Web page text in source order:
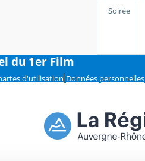
Soirée
du 1er Film
d'utilisation Données personnelles